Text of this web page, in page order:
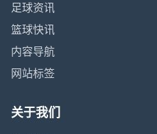
足球资讯
篮球快讯
内容导航
网站标签
关于我们